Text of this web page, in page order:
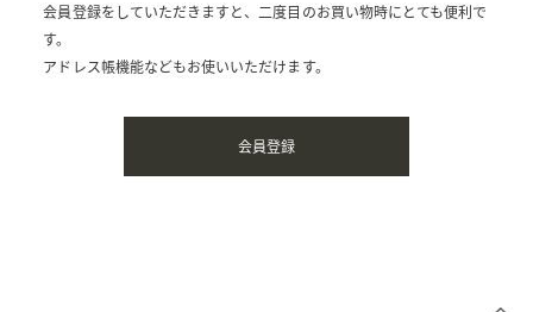
会員登録をしていただきますと、二度目のお買い物時にとても便利で
す。
アドレス帳機能などもお使いいただけます。